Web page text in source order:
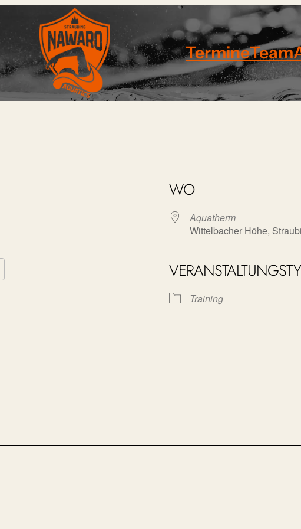
TermineTeam
iCalendar
WO
Aquatherm
Wittelbacher Höhe,
Training